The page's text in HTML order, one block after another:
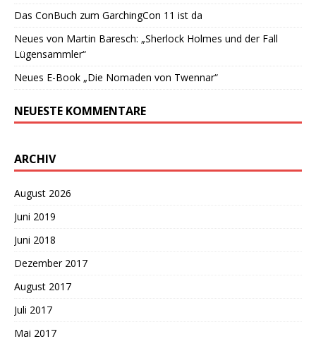
Das ConBuch zum GarchingCon 11 ist da
Neues von Martin Baresch: „Sherlock Holmes und der Fall
Lügensammler“
Neues E-Book „Die Nomaden von Twennar“
NEUESTE KOMMENTARE
ARCHIV
August 2026
Juni 2019
Juni 2018
Dezember 2017
August 2017
Juli 2017
Mai 2017